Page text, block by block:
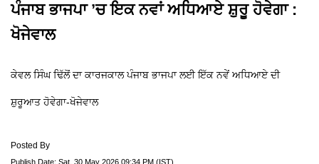
ਪੰਜਾਬ ਭਾਜਪਾ ’ਚ ਇਕ ਨਵਾਂ ਅਧਿਆਏ ਸ਼ੁਰੂ ਹੋਵੇਗਾ :
ਖੋਜੇਵਾਲ
ਕੇਵਲ ਸਿੰਘ ਢਿੱਲੋਂ ਦਾ ਕਾਰਜਕਾਲ ਪੰਜਾਬ ਭਾਜਪਾ ਲਈ ਇੱਕ ਨਵੇਂ ਅਧਿਆਏ ਦੀ
ਸ਼ੁਰੂਆਤ ਹੋਵੇਗਾ-ਖੋਜੇਵਾਲ
Posted By
Publish Date: Sat, 30 May 2026 09:34 PM (IST)